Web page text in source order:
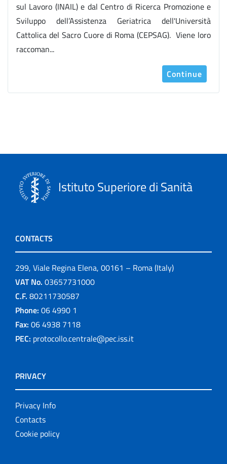
sul Lavoro (INAIL) e dal Centro di Ricerca Promozione e
Sviluppo dell’Assistenza Geriatrica dell'Università
Cattolica del Sacro Cuore di Roma (CEPSAG). Viene loro
raccoman...
Continue
Istituto Superiore di Sanità
CONTACTS
299, Viale Regina Elena, 00161 – Roma (Italy)
VAT No. 03657731000
C.F. 80211730587
Phone: 06 4990 1
Fax: 06 4938 7118
PEC: protocollo.centrale@pec.iss.it
PRIVACY
Privacy Info
Contacts
Cookie policy